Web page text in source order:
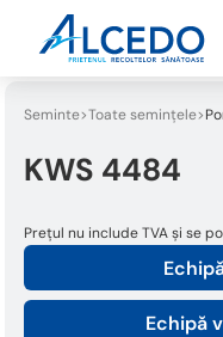
Seminte Toate semințele
KWS 4484
Echipă
Prețul nu include TVA și se